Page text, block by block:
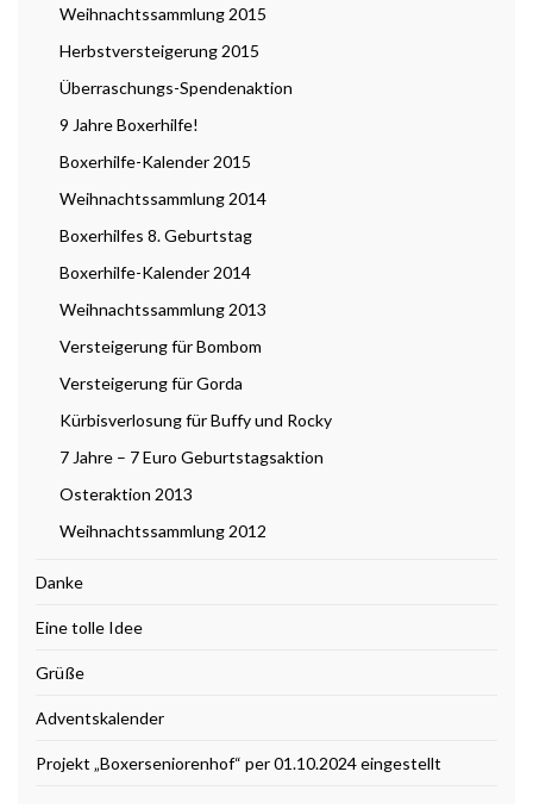
Weihnachtssammlung 2015
Herbstversteigerung 2015
Überraschungs-Spendenaktion
9 Jahre Boxerhilfe!
Boxerhilfe-Kalender 2015
Weihnachtssammlung 2014
Boxerhilfes 8. Geburtstag
Boxerhilfe-Kalender 2014
Weihnachtssammlung 2013
Versteigerung für Bombom
Versteigerung für Gorda
Kürbisverlosung für Buffy und Rocky
7 Jahre – 7 Euro Geburtstagsaktion
Osteraktion 2013
Weihnachtssammlung 2012
Danke
Eine tolle Idee
Grüße
Adventskalender
Projekt „Boxerseniorenhof“ per 01.10.2024 eingestellt